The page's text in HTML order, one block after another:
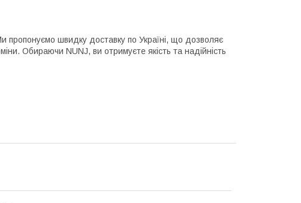
пропонуємо швидку доставку по Україні, що дозволяє
Обираючи NUNJ, ви отримуєте якість та надійність